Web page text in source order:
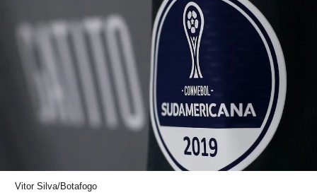
Vitor Silva/Botafogo